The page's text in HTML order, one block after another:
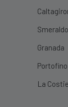
Smeraldo
Granada
Portofino
La
SCOPRI|